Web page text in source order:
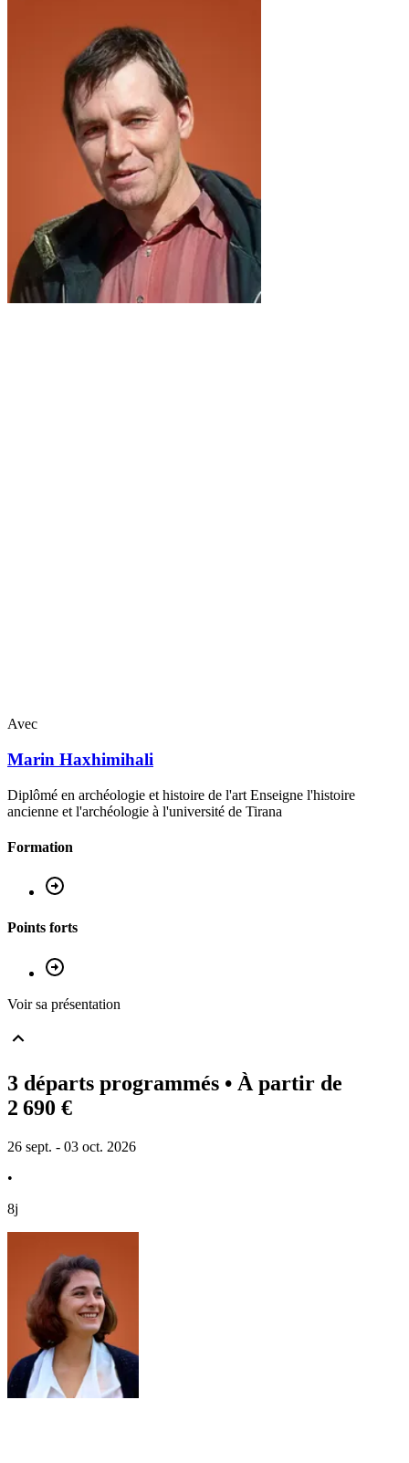
Avec
Marin Haxhimihali
Diplômé en archéologie et histoire de l'art Enseigne l'histoire
ancienne et l'archéologie à l'université de Tirana
Formation
Points forts
Voir sa présentation
3 départs programmés • À partir de
2 690 €
26 sept. - 03 oct. 2026
•
8j